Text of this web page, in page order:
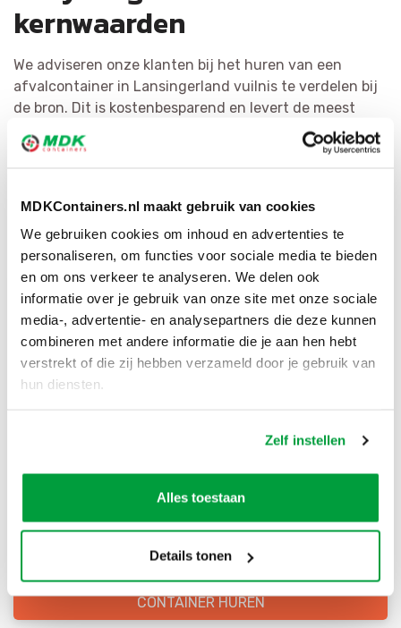
MDKContainers.nl maakt gebruik van cookies
We gebruiken cookies om inhoud en advertenties te
personaliseren, om functies voor sociale media te bieden
en om ons verkeer te analyseren. We delen ook
informatie over je gebruik van onze site met onze sociale
media-, advertentie- en analysepartners die deze kunnen
combineren met andere informatie die je aan hen hebt
verstrekt of die zij hebben verzameld door je gebruik van
hun diensten.
Zelf instellen
Alles toestaan
Details tonen
kernwaarden
We adviseren onze klanten bij het huren van een
afvalcontainer in Lansingerland vuilnis te verdelen bij
de bron. Dit is kostenbesparend en levert de meest
kwalitatieve grondstoffen op. Het hergebruiken van
afval is voor MDK Containers erg belangrijk. We
bouwstof. Met ons grote netwerk hebben wij voor
iedere afvalsoort de juiste bestemming.
Bestel direct je container
Scherpe prijzen
Snelle levering
Goede kwaliteit
Snelle klantenservice
CONTAINER HUREN